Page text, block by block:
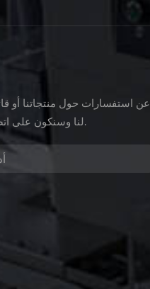
عن استفسارات حول منتجاتنا أو
لنا وسنكون على اتصال في غضون 24 ساعة.